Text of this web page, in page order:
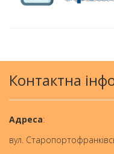
Контактна
Aдреса:
вул.